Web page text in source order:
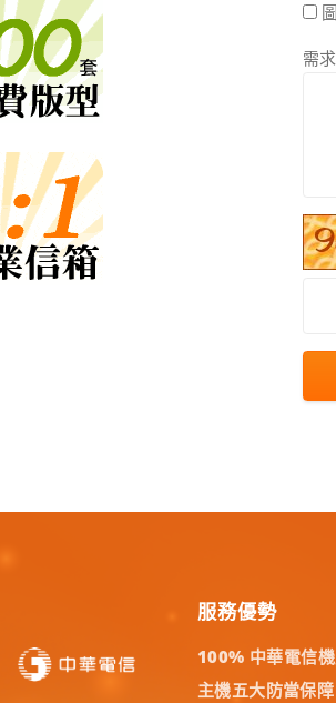
需
服務優勢
100% 中華電信
主機五大防當保障